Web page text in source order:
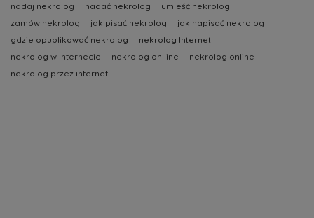
nadaj nekrolog
nadać nekrolog
umieść nekrolog
zamów nekrolog
jak pisać nekrolog
jak napisać nekrolog
gdzie opublikować nekrolog
nekrolog Internet
nekrolog w Internecie
nekrolog on line
nekrolog online
nekrolog przez internet